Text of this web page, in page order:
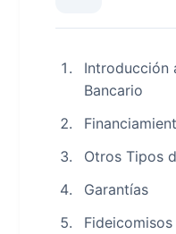
Introducción
Bancario
Otros Tipos
Garantías
Fideicomisos